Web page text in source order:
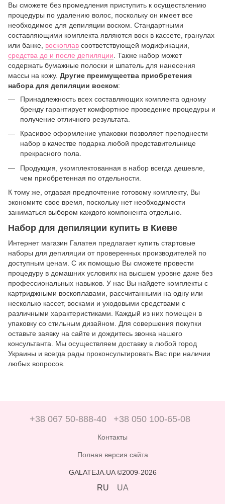
Вы сможете без промедления приступить к осуществлению
процедуры по удалению волос, поскольку он имеет все
необходимое для депиляции воском. Стандартными
составляющими комплекта являются воск в кассете, гранулах
или банке, воскоплав соответствующей модификации,
средства до и после депиляции . Также набор может
содержать бумажные полоски и шпатель для нанесения
массы на кожу. Другие преимущества приобретения
набора для депиляции воском:
Принадлежность всех составляющих комплекта одному
бренду гарантирует комфортное проведение процедуры и
получение отличного результата.
Красивое оформление упаковки позволяет преподнести
набор в качестве подарка любой представительнице
прекрасного пола.
Продукция, укомплектованная в набор всегда дешевле,
чем приобретенная по отдельности.
К тому же, отдавая предпочтение готовому комплекту, Вы
экономите свое время, поскольку нет необходимости
заниматься выбором каждого компонента отдельно.
Набор для депиляции купить в Киеве
Интернет магазин Галатея предлагает купить стартовые
наборы для депиляции от проверенных производителей по
доступным ценам. С их помощью Вы сможете провести
процедуру в домашних условиях на высшем уровне даже без
профессиональных навыков. У нас Вы найдете комплекты с
картриджными воскоплавами, рассчитанными на одну или
несколько кассет, восками и уходовыми средствами с
различными характеристиками. Каждый из них помещен в
упаковку со стильным дизайном. Для совершения покупки
оставьте заявку на сайте и дождитесь звонка нашего
консультанта. Мы осуществляем доставку в любой город
Украины и всегда рады проконсультировать Вас при наличии
любых вопросов.
+38 067 50-888-40 +38 050 100-65-08
Контакты
Полная версия сайта
GALATEJA.UA ©2009-2026
RU UA